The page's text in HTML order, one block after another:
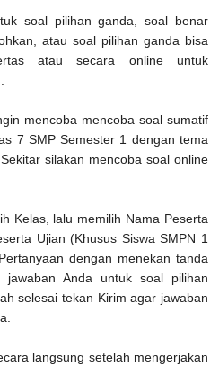
soal pilihan ganda, soal benar
atau soal pilihan ganda bisa
atau secara online untuk
mencoba mencoba soal sumatif
7 SMP Semester 1 dengan tema
silakan mencoba soal online
Kelas, lalu memilih Nama Peserta
Ujian (Khusus Siswa SMPN 1
dengan menekan tanda
Anda untuk soal pilihan
selesai tekan Kirim agar jawaban
langsung setelah mengerjakan